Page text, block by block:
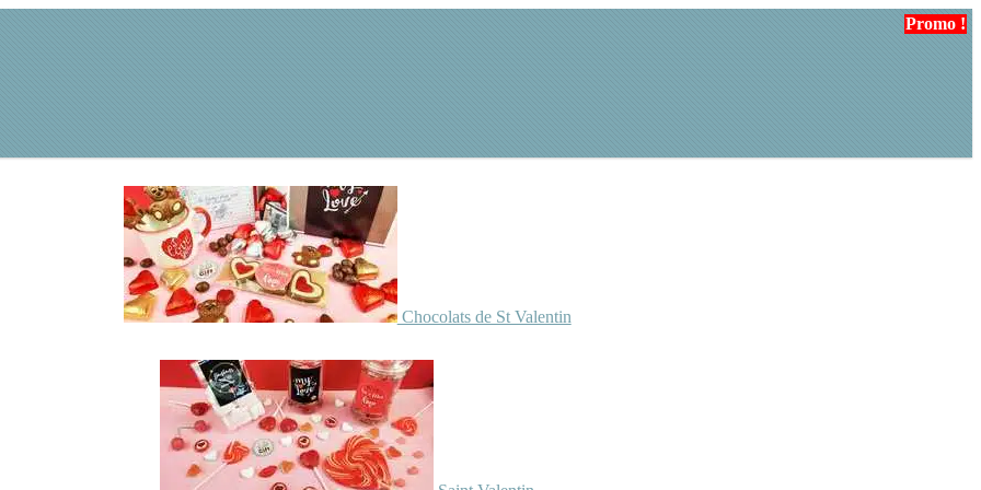
Chocolats de St Valentin
Promo !